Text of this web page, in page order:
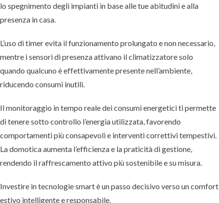
lo spegnimento degli impianti in base alle tue abitudini e alla
presenza in casa.
L’uso di timer evita il funzionamento prolungato e non necessario,
mentre i sensori di presenza attivano il climatizzatore solo
quando qualcuno è effettivamente presente nell’ambiente,
riducendo consumi inutili.
Il monitoraggio in tempo reale dei consumi energetici ti permette
di tenere sotto controllo l’energia utilizzata, favorendo
comportamenti più consapevoli e interventi correttivi tempestivi.
La domotica aumenta l’efficienza e la praticità di gestione,
rendendo il raffrescamento attivo più sostenibile e su misura.
Investire in tecnologie smart è un passo decisivo verso un comfort
estivo intelligente e responsabile.